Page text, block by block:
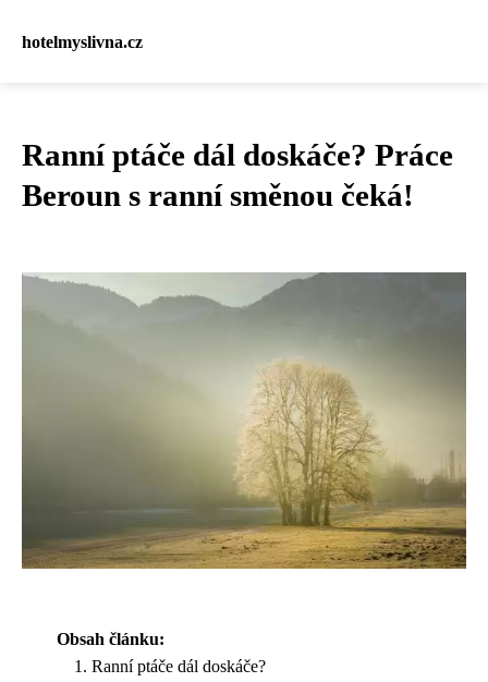
hotelmyslivna.cz
Ranní ptáče dál doskáče? Práce
Beroun s ranní směnou čeká!
Obsah článku:
Ranní ptáče dál doskáče?